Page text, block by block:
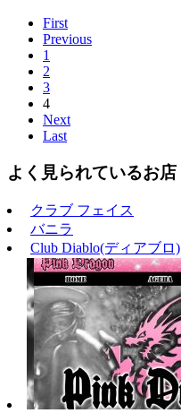
First
Previous
1
2
3
4
Next
Last
よく見られているお店
クラブ フェイス
バニラ
Club Diablo(ディアブロ)